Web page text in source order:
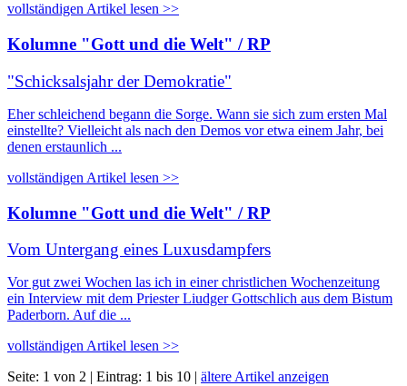
vollständigen Artikel lesen >>
Kolumne "Gott und die Welt" / RP
"Schicksalsjahr der Demokratie"
Eher schleichend begann die Sorge. Wann sie sich zum ersten Mal
einstellte? Vielleicht als nach den Demos vor etwa einem Jahr, bei
denen erstaunlich ...
vollständigen Artikel lesen >>
Kolumne "Gott und die Welt" / RP
Vom Untergang eines Luxusdampfers
Vor gut zwei Wochen las ich in einer christlichen Wochenzeitung
ein Interview mit dem Priester Liudger Gottschlich aus dem Bistum
Paderborn. Auf die ...
vollständigen Artikel lesen >>
Seite: 1 von 2 | Eintrag: 1 bis 10 | ältere Artikel anzeigen